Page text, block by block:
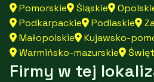
Pomorskie
Śląskie
Podkarpackie
Podlaskie
Małopolskie
Kujawsko-
Warmińsko-mazurskie
Firmy w tej